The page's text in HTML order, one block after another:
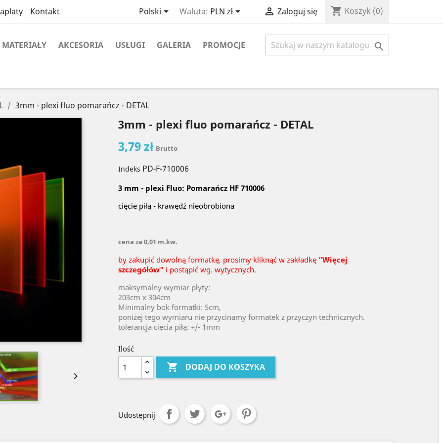
Kontakt Polski Waluta: PLN zł  Zaloguj się shopping_cart Koszyk (0)
MATERIAŁY AKCESORIA USŁUGI GALERIA PROMOCJE 
3mm - plexi fluo pomarańcz - DETAL

3mm - plexi fluo pomarańcz - DETAL
3,79 zł Brutto
Indeks PD-F-710006
3 mm - plexi Fluo: Pomarańcz HF 710006
cięcie piłą - krawędź nieobrobiona
cena za 0,01 m.kw.
by zakupić dowolną formatkę, prosimy kliknąć w zakładkę "Więcej
szczegółów" i postąpić wg. wytycznych.
maksymalny wymiar płyty:
203cm x 304cm
Minimalny bok formatki: 5cm,
poniżej tego wymiaru nie przycinamy formatek z przyczyn technicznych.
tolerancja cięcia piłą: +/- 1mm
Ilość
 DODAJ DO KOSZYKA
Udostępnij